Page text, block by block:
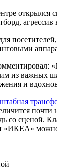
открылся
из важных
почти
со сценой.
можно